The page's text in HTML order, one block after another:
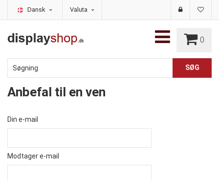
Dansk Valuta
0
Anbefal til en ven
Din e-mail
Modtager e-mail